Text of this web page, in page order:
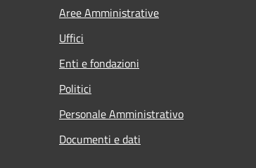
Aree Amministrative
Uffici
Enti e fondazioni
Politici
Personale Amministrativo
Documenti e dati